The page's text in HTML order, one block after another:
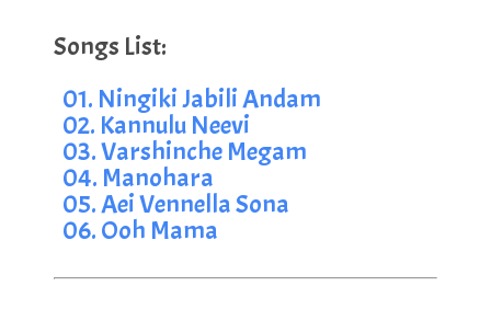
01. Ningiki Jabili Andam
02. Kannulu Neevi
03. Varshinche Megam
04. Manohara
05. Aei Vennella Sona
06. Ooh Mama